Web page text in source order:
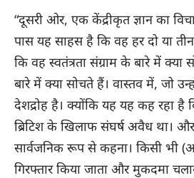
“दूसरी ओर, एक केंद्रीकृत ज्ञान का
पास यह साहस है कि वह हर दो या
कि वह स्वतंत्रता संग्राम के बारे में
बारे में क्या सोचते हैं। वास्तव में, जो
देशद्रोह है। क्योंकि यह यह कह रहा
ब्रिटिश के खिलाफ संघर्ष अवैध था।
सार्वजनिक रूप से कहना। किसी भी
गिरफ्तार किया जाता और मुकदमा